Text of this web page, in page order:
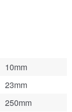
10mm
23mm
250mm